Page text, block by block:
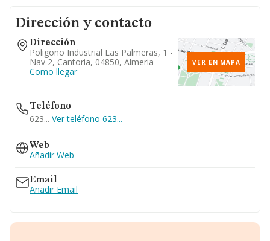
Dirección y contacto
Dirección
Poligono Industrial Las Palmeras, 1 -
Nav 2, Cantoria, 04850, Almeria
Como llegar
VER EN MAPA
Teléfono
623... Ver teléfono 623...
Web
Añadir Web
Email
Añadir Email